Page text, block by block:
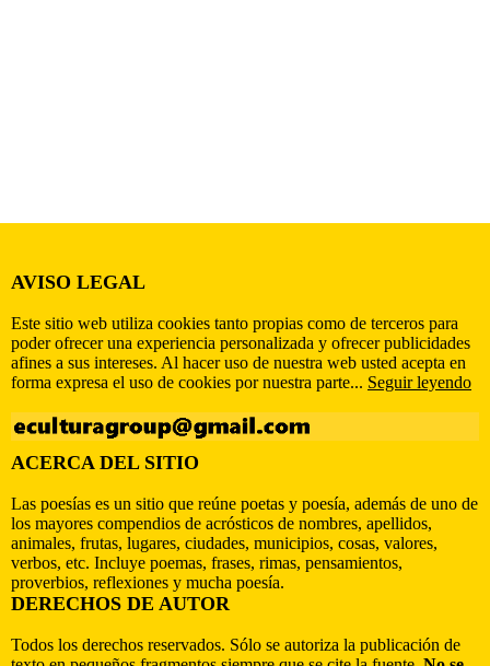
AVISO LEGAL
Este sitio web utiliza cookies tanto propias como de terceros para
poder ofrecer una experiencia personalizada y ofrecer publicidades
afines a sus intereses. Al hacer uso de nuestra web usted acepta en
forma expresa el uso de cookies por nuestra parte... Seguir leyendo
ACERCA DEL SITIO
Las poesías es un sitio que reúne poetas y poesía, además de uno de
los mayores compendios de acrósticos de nombres, apellidos,
animales, frutas, lugares, ciudades, municipios, cosas, valores,
verbos, etc. Incluye poemas, frases, rimas, pensamientos,
proverbios, reflexiones y mucha poesía.
DERECHOS DE AUTOR
Todos los derechos reservados. Sólo se autoriza la publicación de